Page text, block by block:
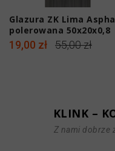
Glazura ZK Lima
polerowana 50x20x0,8
cm
19,00 zł 55,00 zł
KLINK –
Z nami dobrze